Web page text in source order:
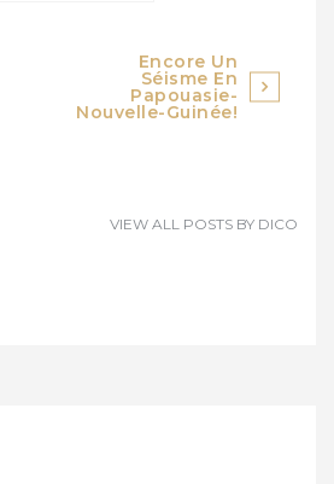
Encore Un
Séisme En
Papouasie-
Nouvelle-Guinée!
VIEW ALL POSTS BY DICO